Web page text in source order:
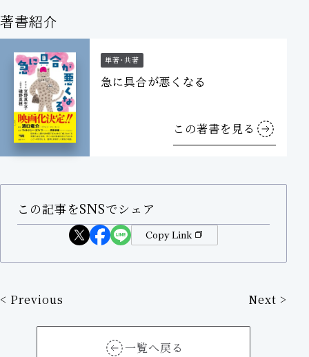
著書紹介
単著・共著
急に具合が悪くなる
この著書を見る
この記事をSNSでシェア
Copy Link
前
< Previous Next >
一覧へ戻る